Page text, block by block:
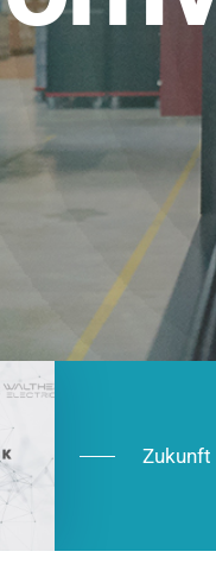
mit System.
zukunftsfähig
Zukunft